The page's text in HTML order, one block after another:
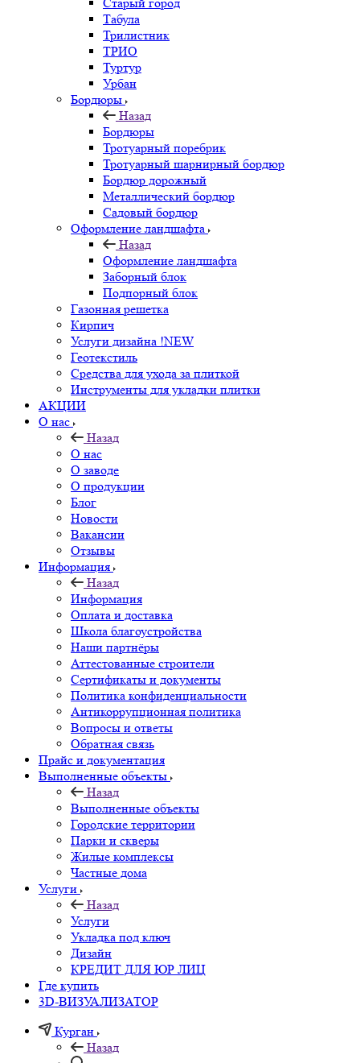
Табула
Трилистник
ТРИО
Туртур
Урбан
Бордюры
Назад
Бордюры
Тротуарный поребрик
Тротуарный шарнирный бордюр
Бордюр дорожный
Металлический бордюр
Садовый бордюр
Оформление ландшафта
Назад
Оформление ландшафта
Заборный блок
Подпорный блок
Газонная решетка
Кирпич
Услуги дизайна !NEW
Геотекстиль
Средства для ухода за плиткой
Инструменты для укладки плитки
АКЦИИ
О нас
Назад
О нас
О заводе
О продукции
Блог
Новости
Вакансии
Отзывы
Информация
Назад
Информация
Оплата и доставка
Школа благоустройства
Наши партнёры
Аттестованные строители
Сертификаты и документы
Политика конфиденциальности
Антикоррупционная политика
Вопросы и ответы
Обратная связь
Прайс и документация
Выполненные объекты
Назад
Выполненные объекты
Городские территории
Парки и скверы
Жилые комплексы
Частные дома
Услуги
Назад
Услуги
Укладка под ключ
Дизайн
КРЕДИТ ДЛЯ ЮР ЛИЦ
Где купить
3D-ВИЗУАЛИЗАТОР
Курган
Назад